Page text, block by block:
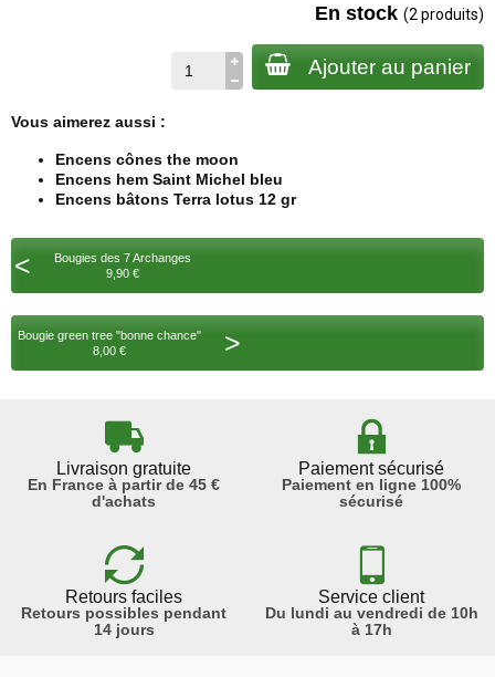
En stock (2 produits)
Ajouter au panier
Vous aimerez aussi :
Encens cônes the moon
Encens hem Saint Michel bleu
Encens bâtons Terra lotus 12 gr
<
Bougies des 7 Archanges
9,90 €
Bougie green tree "bonne chance"
8,00 €
>
Livraison gratuite
En France à partir de 45 €
d'achats
Paiement sécurisé
Paiement en ligne 100%
sécurisé
Retours faciles
Retours possibles pendant
14 jours
Service client
Du lundi au vendredi de 10h
à 17h